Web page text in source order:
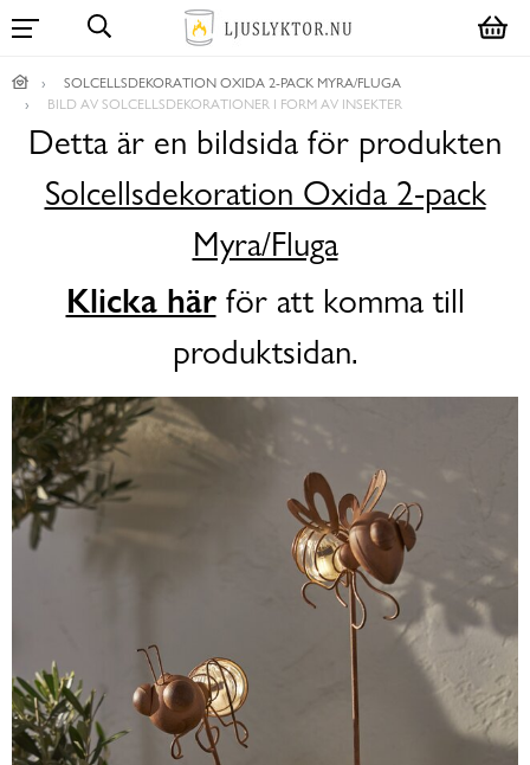
SOLCELLSDEKORATION OXIDA 2-PACK MYRA/FLUGA
BILD AV SOLCELLSDEKORATIONER I FORM AV INSEKTER
Detta är en bildsida för produkten
Solcellsdekoration Oxida 2-pack
Myra/Fluga
Klicka härför att komma till
produktsidan.